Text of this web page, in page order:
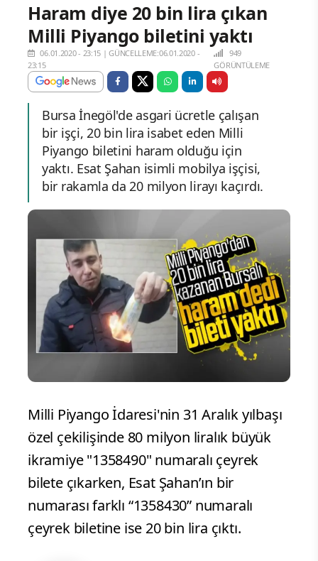
Haram diye 20 bin lira çıkan
Milli Piyango biletini yaktı
06.01.2020 - 23:15 |GÜNCELLEME:06.01.2020 -
23:15
949
GÖRÜNTÜLEME
Bursa İnegöl'de asgari ücretle çalışan
bir işçi, 20 bin lira isabet eden Milli
Piyango biletini haram olduğu için
yaktı. Esat Şahan isimli mobilya işçisi,
bir rakamla da 20 milyon lirayı kaçırdı.
Milli Piyango İdaresi'nin 31 Aralık yılbaşı
özel çekilişinde 80 milyon liralık büyük
ikramiye "1358490" numaralı çeyrek
bilete çıkarken, Esat Şahan’ın bir
numarası farklı “1358430” numaralı
çeyrek biletine ise 20 bin lira çıktı.